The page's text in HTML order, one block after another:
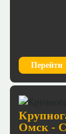
Перейти
Омск -